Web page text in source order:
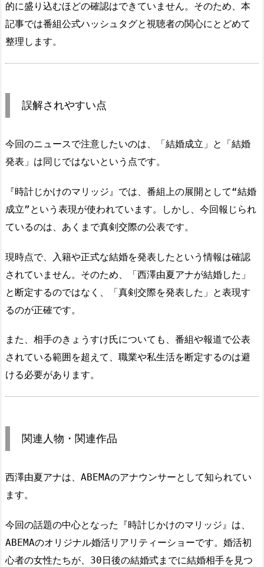
的に盛り込むほどの確認はできていません。そのため、本
記事では番組公式ハッシュタグと視聴者の関心にとどめて
整理します。
誤解されやすい点
今回のニュースで注意したいのは、「結婚成立」と「結婚
発表」は同じではないという点です。
『時計じかけのマリッジ』では、番組上の展開として“結婚
成立”という表現が使われています。しかし、今回報じられ
ているのは、あくまで真剣交際の公表です。
現時点で、入籍や正式な結婚を発表したという情報は確認
されていません。そのため、「西澤由夏アナが結婚した」
と断定するのではなく、「真剣交際を発表した」と表現す
るのが正確です。
また、相手のきょうすけ氏についても、番組や報道で公表
されている範囲を超えて、職業や私生活を断定するのは避
ける必要があります。
関連人物・関連作品
西澤由夏アナは、ABEMAのアナウンサーとして知られてい
ます。
今回の話題の中心となった『時計じかけのマリッジ』は、
ABEMAのオリジナル婚活リアリティーショーです。婚活初
心者の女性たちが、30日後の結婚式までに結婚相手を見つ